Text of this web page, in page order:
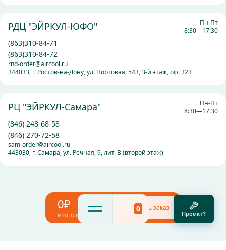
0
РДЦ "ЭЙРКУЛ-ЮФО"
Пн-Пт
8:30—17:30
(863)310-84-71
(863)310-84-72
rnd-order@aircool.ru
344033, г. Ростов-на-Дону, ул. Портовая, 543, 3-й этаж, оф. 323
РЦ "ЭЙРКУЛ-Самара"
Пн-Пт
8:30—17:30
(846) 248-68-58
(846) 270-72-58
sam-order@aircool.ru
443030, г. Самара, ул. Речная, 9, лит. В (второй этаж)
Проект?
0₽
итого к оплате
Оформить заказ